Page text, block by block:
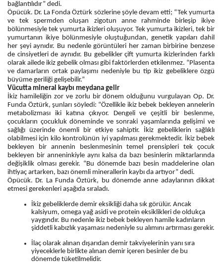
bağlantılıdır” dedi.
Öpücük. Dr. La Fonda Öztürk sözlerine şöyle devam etti; “Tek yumurta
ve tek spermden oluşan zigotun anne rahminde birleşip ikiye
bölünmesiyle tek yumurta ikizleri oluşuyor. Tek yumurta ikizleri, tek bir
yumurtanın ikiye bölünmesiyle oluştuğundan, genetik yapıları dahil
her şeyi aynıdır. Bu nedenle görüntüleri her zaman birbirine benzese
de cinsiyetleri de aynıdır. Bu gebelikler çift yumurta ikizlerinden farklı
olarak ailede ikiz gebelik olması gibi faktörlerden etkilenmez. “Plasenta
ve damarların ortak paylaşımı nedeniyle bu tip ikiz gebeliklere özgü
büyüme geriliği gelişebilir.”
Vücutta mineral kaybı meydana gelir
İkiz hamileliğin zor ve zorlu bir dönem olduğunu vurgulayan Op. Dr.
Funda Öztürk, şunları söyledi: “Özellikle ikiz bebek bekleyen annelerin
metabolizması iki katına çıkıyor. Dengeli ve çeşitli bir beslenme,
çocukların çocukluk döneminde ve sonraki yaşamlarında gelişimi ve
sağlığı üzerinde önemli bir etkiye sahiptir. İkiz gebeliklerin sağlıklı
olabilmesi için kilo kontrolünün iyi yapılması gerekmektedir. İkiz bebek
bekleyen bir annenin beslenmesinin temel prensipleri tek çocuk
bekleyen bir anneninkiyle aynı kalsa da bazı besinlerin miktarlarında
değişiklik olması gerekir. “Bu dönemde bazı besin maddelerine olan
ihtiyaç artarken, bazı önemli minerallerin kaybı da artıyor” dedi.
Öpücük. Dr. La Funda Öztürk, bu dönemde anne adaylarının dikkat
etmesi gerekenleri aşağıda sıraladı.
İkiz gebeliklerde demir eksikliği daha sık görülür. Ancak
kalsiyum, omega yağ asidi ve protein eksiklikleri de oldukça
yaygındır. Bu nedenle ikiz bebek bekleyen hamile kadınların
şiddetli kabızlık yaşaması nedeniyle su alımını artırması gerekir.
İlaç olarak alınan dışarıdan demir takviyelerinin yanı sıra
yiyeceklerle birlikte alınan demir içeren besinler de bu
dönemde tüketilmelidir.